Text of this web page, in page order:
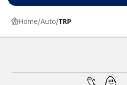
Home Auto TRP